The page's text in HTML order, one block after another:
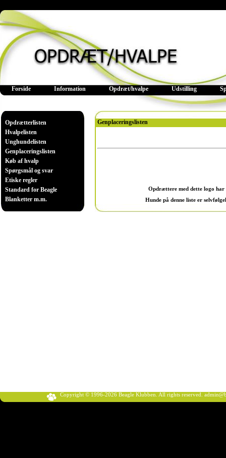
Forside Information Opdræt/hvalpe Udstilling
Opdrætterlisten
Hvalpelisten
Unghundelisten
Genplaceringslisten
Køb af hvalp
Spørgsmål og svar
Etiske regler
Standard for Beagle
Blanketter m.m.
Genplaceringslisten
Opdrættere med dette logo
Hunde på denne liste er
Copyright © 1996-2026 Beagle Klubben. All rights reserved.